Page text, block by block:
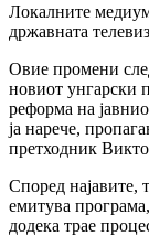
Локалните
државната
Овие промени
новиот унгарски
реформа на
ја нарече,
претходник
Според најавите,
емитува
додека трае